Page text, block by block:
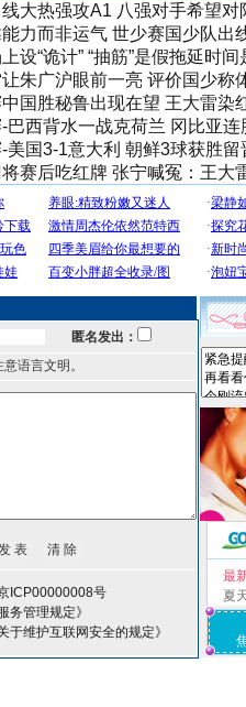
线大热强攻A1 八强对手希望对
力而非运气 世少赛国少队出
设“诡计” “抽筋”是假拖延时间
朱广沪眼前一亮 评价国少称
国胜秘鲁出现在望 王大雷染
巴西背水一战克荷兰 冈比亚连
美国3-1意大利 朝鲜3球获胜留
将赛后吃红牌 张宁喊冤：王大
匿名发出：
语言文明。
ICP00000008号
务管理规定》
于维护互联网安全的规定》
最
夏